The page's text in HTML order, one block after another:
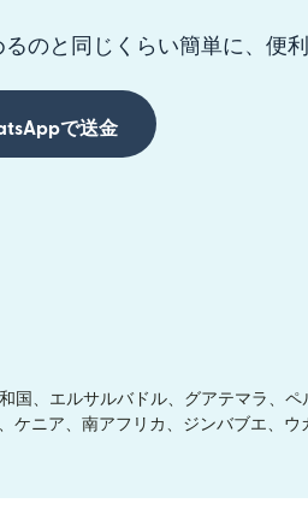
のと同じくらい簡単に、便
で送金
、エルサルバドル、グアテマラ、ペ
ニア、南アフリカ、ジンバブエ、ウ